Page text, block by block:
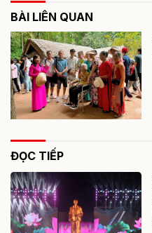
BÀI LIÊN QUAN
ĐỌC TIẾP